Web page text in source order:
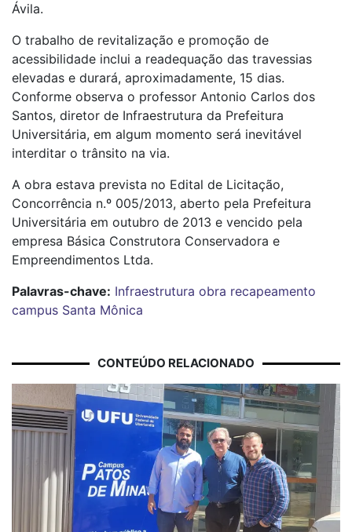
Ávila.
O trabalho de revitalização e promoção de
acessibilidade inclui a readequação das travessias
elevadas e durará, aproximadamente, 15 dias.
Conforme observa o professor Antonio Carlos dos
Santos, diretor de Infraestrutura da Prefeitura
Universitária, em algum momento será inevitável
interditar o trânsito na via.
A obra estava prevista no Edital de Licitação,
Concorrência n.º 005/2013, aberto pela Prefeitura
Universitária em outubro de 2013 e vencido pela
empresa Básica Construtora Conservadora e
Empreendimentos Ltda.
Palavras-chave: Infraestrutura obra recapeamento
campus Santa Mônica
CONTEÚDO RELACIONADO